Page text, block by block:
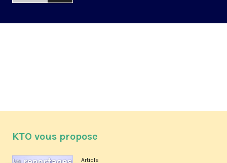
KTO vous propose
Article